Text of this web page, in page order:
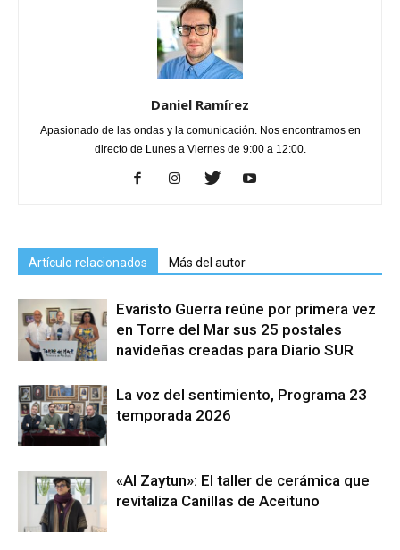
Daniel Ramírez
Apasionado de las ondas y la comunicación. Nos encontramos en
directo de Lunes a Viernes de 9:00 a 12:00.
Artículo relacionados Más del autor
Evaristo Guerra reúne por primera vez
en Torre del Mar sus 25 postales
navideñas creadas para Diario SUR
La voz del sentimiento, Programa 23
temporada 2026
«Al Zaytun»: El taller de cerámica que
revitaliza Canillas de Aceituno